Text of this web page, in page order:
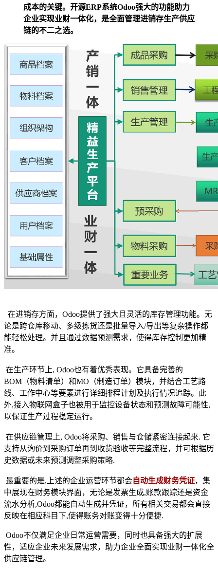
成本的关键。开源ERP系统Odoo强大的功能助力
企业实现业财一体化，是全面管理进销存生产供应
链的不二之选。
​在进销存方面，Odoo提供了强大且灵活的库存管理功能。无
论是跨仓库移动、多级拣货还是批量导入/导出等复杂操作都
能轻松处理。并且通过数据预测需求，使得库存控制更加精
准。
​在生产环节上, Odoo也有着优秀表现。它具备完善的
BOM（物料清单）和MO（制造订单）模块，并结合工艺路
线、工作中心等要素进行详细排程计划及执行情况追踪。此
外,接入物联网盒子也被用于监控设备状态和预测故障可能性,
以保证生产过程稳定运行。
​在供应链管理上, Odoo将采购、销售与仓储紧密连接起来. 它
支持从询价到采购订单再到收货验收等完整流程，并可根据历
史数据或未来预测调整采购策略.
​最重要的是,上述的企业运营环节都会自动生成财务凭证，集
中展现在财务模块界面，无论是发票生成,账款跟踪还是资金
流水分析,Odoo都能自动生成并凭证，所有相关交易都会直接
反映在相应科目下,使得账务对账变得十分便捷.
​Odoo不仅满足企业日常运营需要，同时也具备强大的扩展
性，适应企业未来发展需求，助力企业全面实现业财一体化全
供应链管理。